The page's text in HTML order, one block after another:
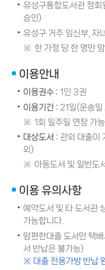
유성구통합도서관 정회
승인)
유성구 거주 임신부, 자
한 가정 당 한 명만
이용안내
이용권수 : 1인 3권
이용기간 : 21일(운송일
1회 일주일 연장 가능
대상도서 : 관외 대출이
외)
아동도서 및 일반도
이용 유의사항
예약도서 및 타 도서관
가능합니다.
맘편한대출 도서만 택
서 반납은 불가능)
※ 대출 전용가방 반납